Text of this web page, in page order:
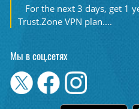
For the next 3 days, get 1
Trust.Zone VPN plan....
Мы в соц.сетях